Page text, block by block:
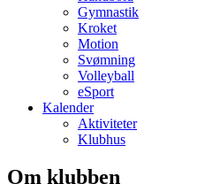
Gymnastik
Kroket
Motion
Svømning
Volleyball
eSport
Kalender
Aktiviteter
Klubhus
Om klubben